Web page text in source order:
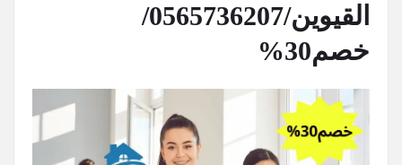
القيوين/0565736207/
خصم30%